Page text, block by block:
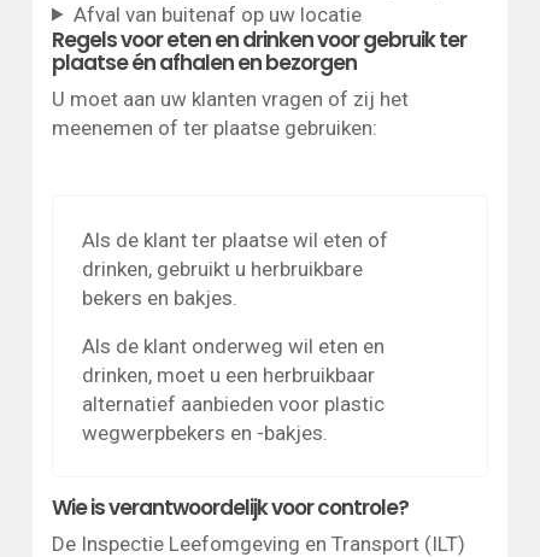
Afval van buitenaf op uw locatie
Regels voor eten en drinken voor gebruik ter
plaatse én afhalen en bezorgen
U moet aan uw klanten vragen of zij het
meenemen of ter plaatse gebruiken:
Als de klant ter plaatse wil eten of
drinken, gebruikt u herbruikbare
bekers en bakjes.
Als de klant onderweg wil eten en
drinken, moet u een herbruikbaar
alternatief aanbieden voor plastic
wegwerpbekers en -bakjes.
Wie is verantwoordelijk voor controle?
De Inspectie Leefomgeving en Transport (ILT)